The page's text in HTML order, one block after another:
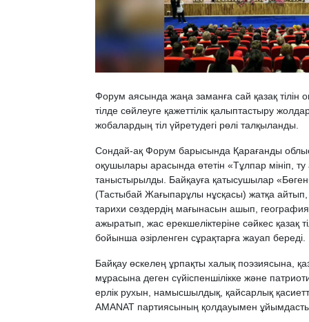
Форум аясында жаңа заманға сай қазақ тілін
тілде сөйлеуге қажеттілік қалыптастыру
жобалардың тіл үйретудегі рөлі талқыланды.
Сондай-ақ Форум барысында Қарағанды
оқушылары арасында өтетін «Тұлпар мініп,
таныстырылды. Байқауға қатысушылар
(Тастыбай Жағыпарұлы нұсқасы) жатқа айтып,
тарихи сөздердің мағынасын ашып,
ажыратып, жас ерекшеліктеріне сәйкес қазақ
бойынша әзірленген сұрақтарға жауап береді.
Байқау өскелең ұрпақты халық поэзиясына,
мұрасына деген сүйіспеншілікке және
ерлік рухын, намысшылдық, қайсарлық
AMANAT партиясының қолдауымен